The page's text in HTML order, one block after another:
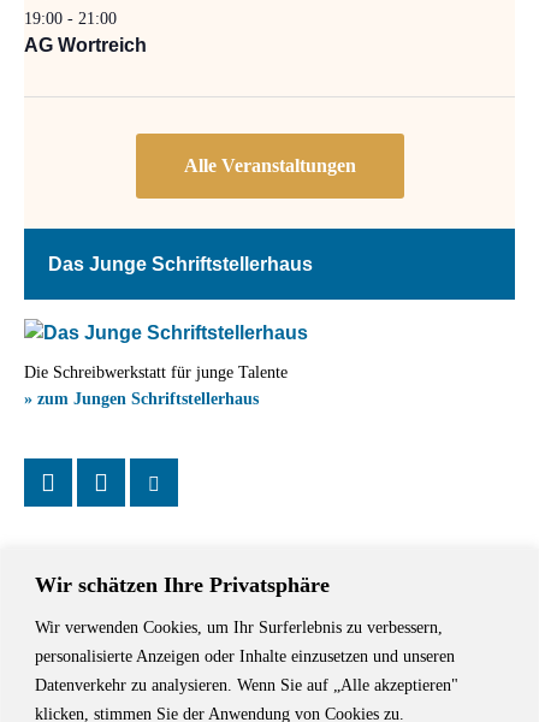
Wir schätzen Ihre Privatsphäre
Wir verwenden Cookies, um Ihr Surferlebnis zu verbessern,
personalisierte Anzeigen oder Inhalte einzusetzen und unseren
Datenverkehr zu analysieren. Wenn Sie auf „Alle akzeptieren"
klicken, stimmen Sie der Anwendung von Cookies zu.
19:00 - 21:00
AG Wortreich
Das Junge Schriftstellerhaus
Die Schreibwerkstatt für junge Talente
» zum Jungen Schriftstellerhaus
Das Schriftstellerhaus ist ein beliebter Treffpunkt für Autorinnen und
Autoren aus Stuttgart und der Region sowie ein Veranstaltungsort für
Lesungen, Tagungen und Schreibwerkstätten.